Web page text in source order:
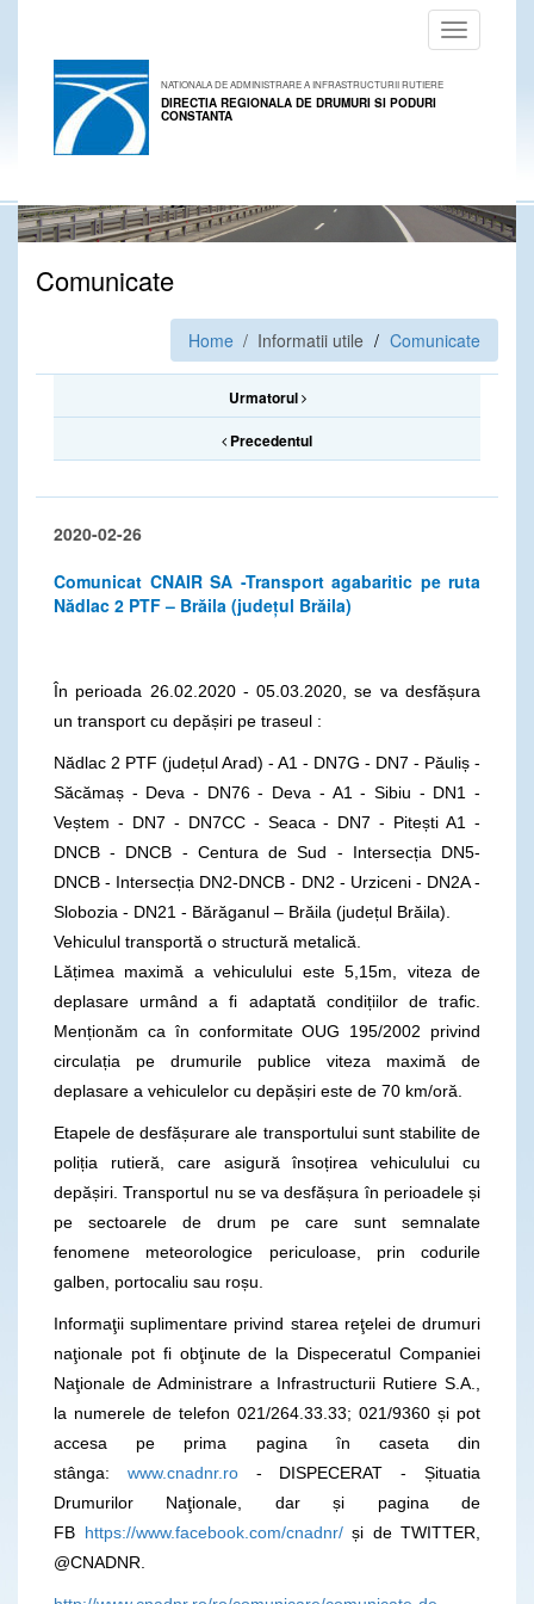
Toggle
navigation
NATIONALA DE ADMINISTRARE A INFRASTRUCTURII RUTIERE
DIRECTIA REGIONALA DE DRUMURI SI PODURI
CONSTANTA
Comunicate
Home / Informatii utile Comunicate
Urmatorul
Precedentul
2020-02-26
Comunicat CNAIR SA -Transport agabaritic pe ruta
Nădlac 2 PTF – Brăila (județul Brăila)
În perioada 26.02.2020 - 05.03.2020, se va desfășura
un transport cu depășiri pe traseul :
Nădlac 2 PTF (județul Arad) - A1 - DN7G - DN7 - Păuliș -
Săcămaș - Deva - DN76 - Deva - A1 - Sibiu - DN1 -
Veștem - DN7 - DN7CC - Seaca - DN7 - Pitești A1 -
DNCB - DNCB - Centura de Sud - Intersecția DN5-
DNCB - Intersecția DN2-DNCB - DN2 - Urziceni - DN2A -
Slobozia - DN21 - Bărăganul – Brăila (județul Brăila).
Vehiculul transportă o structură metalică.
Lățimea maximă a vehiculului este 5,15m, viteza de
deplasare urmând a fi adaptată condițiilor de trafic.
Menționăm ca în conformitate OUG 195/2002 privind
circulația pe drumurile publice viteza maximă de
deplasare a vehiculelor cu depășiri este de 70 km/oră.
Etapele de desfășurare ale transportului sunt stabilite de
poliția rutieră, care asigură însoțirea vehiculului cu
depășiri. Transportul nu se va desfășura în perioadele și
pe sectoarele de drum pe care sunt semnalate
fenomene meteorologice periculoase, prin codurile
galben, portocaliu sau roșu.
Informaţii suplimentare privind starea reţelei de drumuri
naţionale pot fi obţinute de la Dispeceratul Companiei
Naţionale de Administrare a Infrastructurii Rutiere S.A.,
la numerele de telefon 021/264.33.33; 021/9360 și pot
accesa pe prima pagina în caseta din
stânga: www.cnadnr.ro- DISPECERAT - Șituatia
Drumurilor Naţionale, dar și pagina de
FB https://www.facebook.com/cnadnr/și de TWITTER,
@CNADNR.